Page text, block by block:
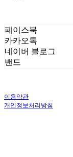
페이스북
카카오톡
네이버 블로그
밴드
이용약관
개인정보처리방침